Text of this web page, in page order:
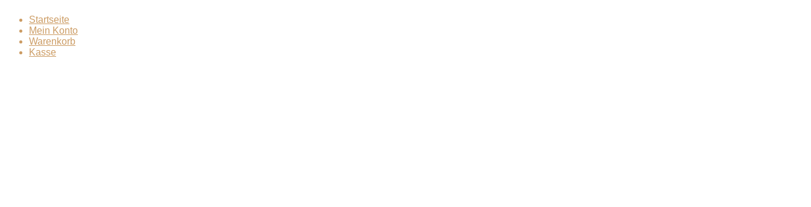
Inhalt
springen
Startseite
Mein Konto
Warenkorb
Kasse